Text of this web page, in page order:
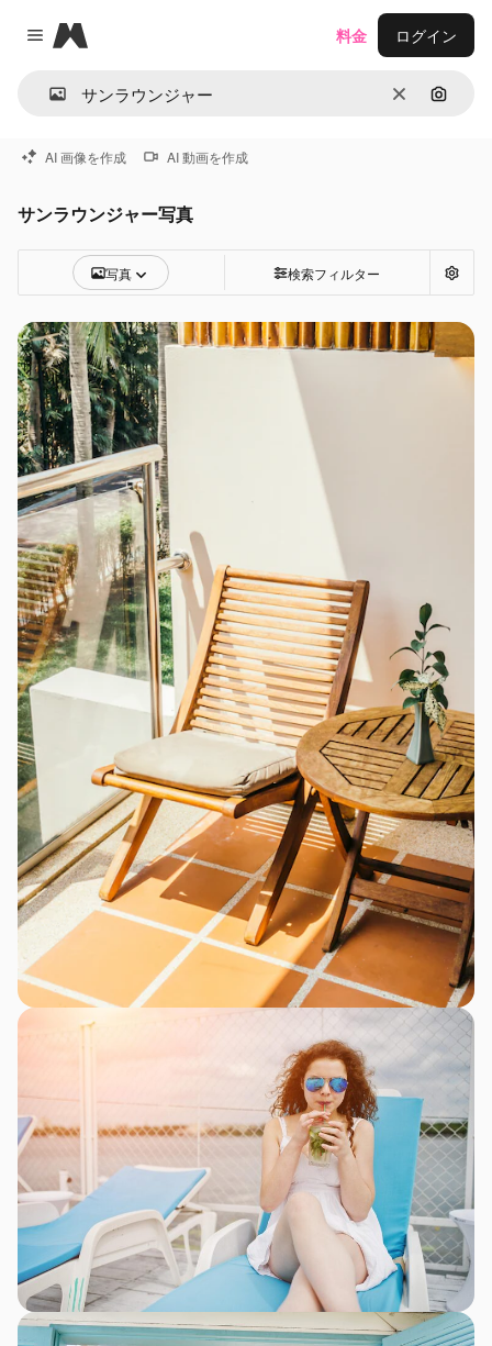
Close menu
Magnific
消去 画像で
料金 ログイン
AI 画像を作成 AI 動画を作成
サンラウンジャー写真
写真 検索フィルター